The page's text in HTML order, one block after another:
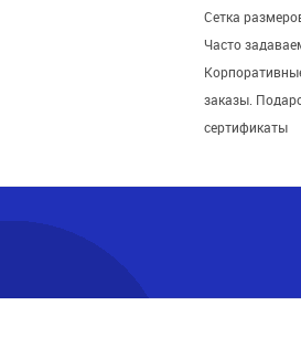
Сетка
Часто
заказы.
сертификаты